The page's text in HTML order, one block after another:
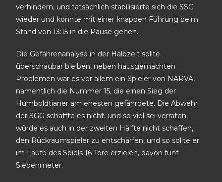
verhindern, und tatsächlich stabilisierte sich die SSG
wieder und konnte mit einer knappen Führung beim
Stand von 13:15 in die Pause gehen.
Die Gefahrenanalyse in der Halbzeit sollte
überschaubar bleiben, neben hausgemachten
Problemen war es vor allem ein Spieler von NARVA,
namentlich die Nummer 15, die einen Sieg der
Humboldtianer am ehesten gefährdete. Die Abwehr
der SGG schaffte es nicht, und so viel sei verraten,
würde es auch in der zweiten Hälfte nicht schaffen,
den Rückraumspieler zu entschärfen, und so sollte er
im Laufe des Spiels 16 Tore erzielen, davon fünf
Siebenmeter.